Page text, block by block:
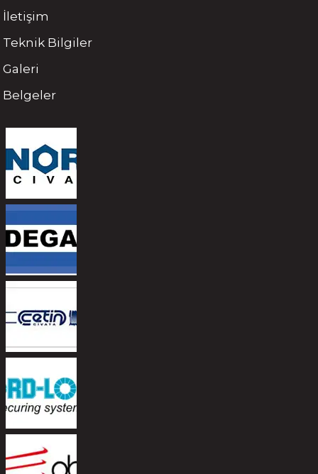
İletişim
Teknik Bilgiler
Galeri
Belgeler